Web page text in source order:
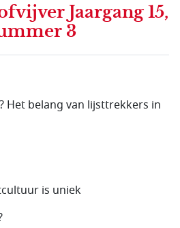
Jaargang 15,
3
Het belang van lijsttrekkers in
is uniek